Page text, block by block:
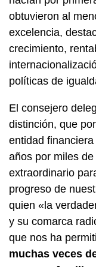
obtuvieron al
excelencia,
crecimiento,
políticas de
El consejero
distinción, que
entidad
años por miles
extraordinario
progreso de
quien «la
y su comarca
que nos ha
muchas veces